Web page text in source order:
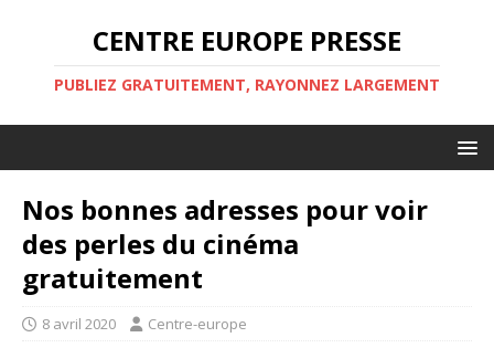
CENTRE EUROPE PRESSE
PUBLIEZ GRATUITEMENT, RAYONNEZ LARGEMENT
Nos bonnes adresses pour voir
des perles du cinéma
gratuitement
8 avril 2020 Centre-europe